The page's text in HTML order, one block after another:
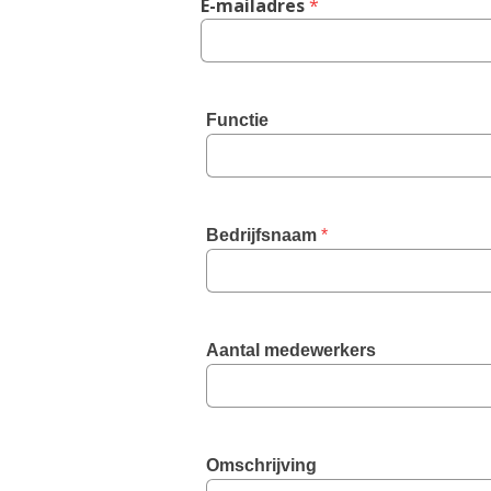
E-mailadres *
Functie
Bedrijfsnaam *
Aantal medewerkers
Omschrijving